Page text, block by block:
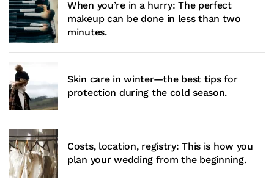
When you’re in a hurry: The perfect
makeup can be done in less than two
minutes.
Skin care in winter—the best tips for
protection during the cold season.
Costs, location, registry: This is how you
plan your wedding from the beginning.